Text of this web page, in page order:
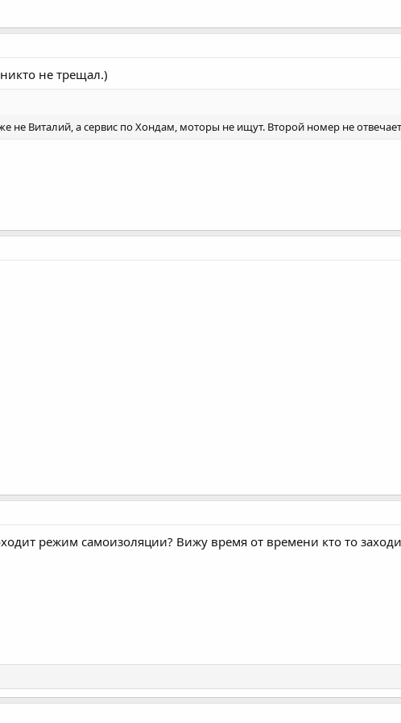
не трещал.)
не Виталий, а сервис по Хондам, моторы не ищут. Второй номер не
режим самоизоляции? Вижу время от времени кто то